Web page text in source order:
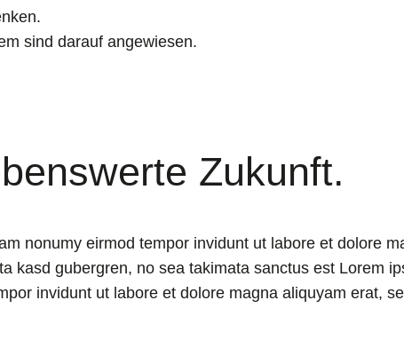
sind darauf angewiesen.
Zukunft.
nonumy eirmod tempor invidunt ut labore et dolore
kasd gubergren, no sea takimata sanctus est Lorem
invidunt ut labore et dolore magna aliquyam erat,